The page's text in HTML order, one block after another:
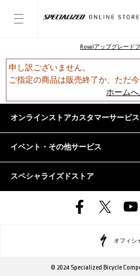
Rovalアップグレード
申し訳ございません。
ご指定の商品は販売終了か、ただ
ホーム
オンラインストアカスタマーサービス
イベント・その他サービス
スペシャライズドストア
オフィシ
© 2024 Specialized Bicycle